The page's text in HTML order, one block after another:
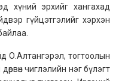
хүний эрхийг хангахад
гүйцэтгэлийг хэрхэн
О.Алтангэрэл, тогтоолын
дөрвөн чиглэлийн нэг бүлэгт